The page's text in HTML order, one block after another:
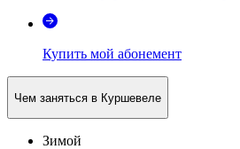
Купить мой абонемент
Чем заняться в Куршевеле
Зимой